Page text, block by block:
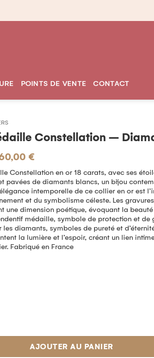
POINTS DE VENTE CONTACT
Constellation –
€
Constellation en or 18 carats, avec ses
pavées de diamants blancs, un bijou
intemporelle de ce collier en or est
et du symbolisme céleste. Les
une dimension poétique, évoquant la
médaille, symbole de protection et de
les diamants, symboles de pureté et
la lumière et l’espoir, créant un lien
Fabriqué en France
AJOUTER AU PANIER